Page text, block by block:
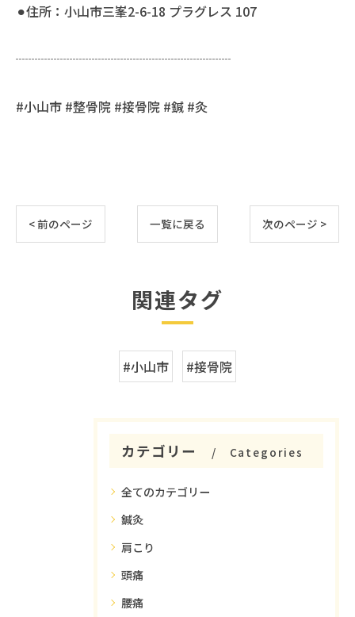
⚫︎住所：小山市三峯2-6-18 プラグレス 107
┈┈┈┈┈┈┈┈┈┈┈┈┈┈┈┈┈
#小山市 #整骨院 #接骨院 #鍼 #灸
< 前のページ 一覧に戻る 次のページ >
関連タグ
#小山市 #接骨院
カテゴリー Categories
全てのカテゴリー
鍼灸
肩こり
頭痛
腰痛